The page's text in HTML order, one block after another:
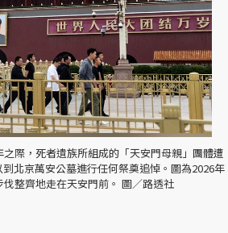
際，死者遺族所組成的「天安門母親」團體遭
北京萬安公墓進行任何祭奠追悼。圖為2026年
整齊地走在天安門前。 圖／路透社